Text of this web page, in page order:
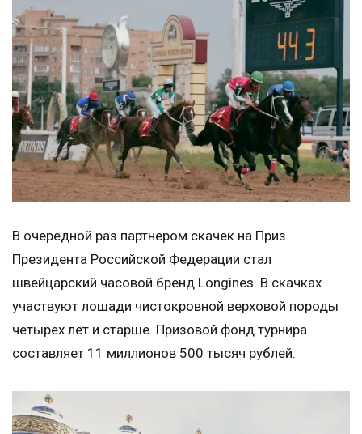
В очередной раз партнером скачек на Приз
Президента Российской Федерации стал
швейцарский часовой бренд Longines. В скачках
участвуют лошади чистокровной верховой породы
четырех лет и старше. Призовой фонд турнира
составляет 11 миллионов 500 тысяч рублей.